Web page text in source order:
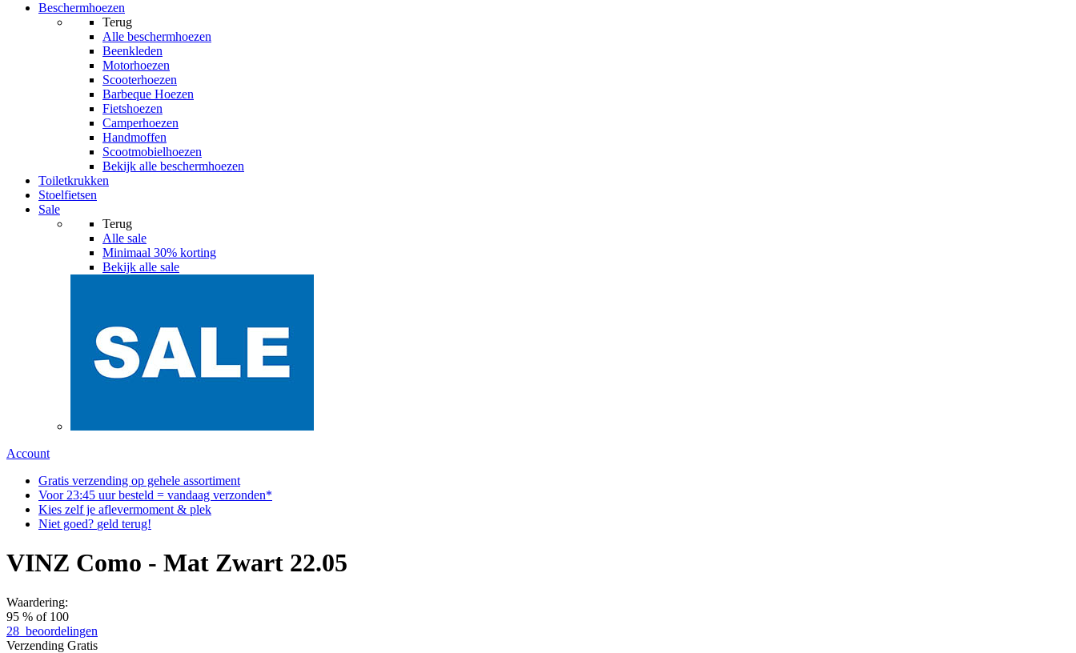
Beschermhoezen
Terug
Alle beschermhoezen
Beenkleden
Motorhoezen
Scooterhoezen
Barbeque Hoezen
Fietshoezen
Camperhoezen
Handmoffen
Scootmobielhoezen
Bekijk alle beschermhoezen
Toiletkrukken
Stoelfietsen
Sale
Terug
Alle sale
Minimaal 30% korting
Bekijk alle sale
Account
Gratis verzending op gehele assortiment
Voor 23:45 uur besteld = vandaag verzonden*
Kies zelfje aflevermoment & plek
Niet goed? geld terug!
VINZ Como - Mat Zwart 22.05
Waardering:
95 % of 100
28 beoordelingen
Verzending Gratis